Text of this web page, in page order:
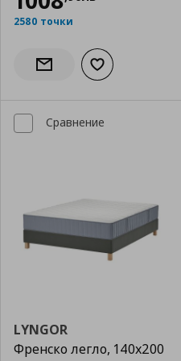
с любими
2580 точки
Информирай ме за
Добави към
Сравнение
LYNGOR
Френско легло, 140x200